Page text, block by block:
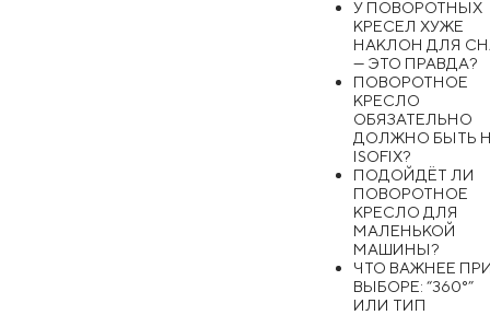
У ПОВОРОТНЫХ
КРЕСЕЛ ХУЖЕ
НАКЛОН ДЛЯ
— ЭТО ПРАВДА?
ПОВОРОТНОЕ
КРЕСЛО
ОБЯЗАТЕЛЬНО
ДОЛЖНО БЫТЬ
ISOFIX?
ПОДОЙДЁТ ЛИ
ПОВОРОТНОЕ
КРЕСЛО ДЛЯ
МАЛЕНЬКОЙ
МАШИНЫ?
ЧТО ВАЖНЕЕ ПРИ
ВЫБОРЕ: “360°”
ИЛИ ТИП